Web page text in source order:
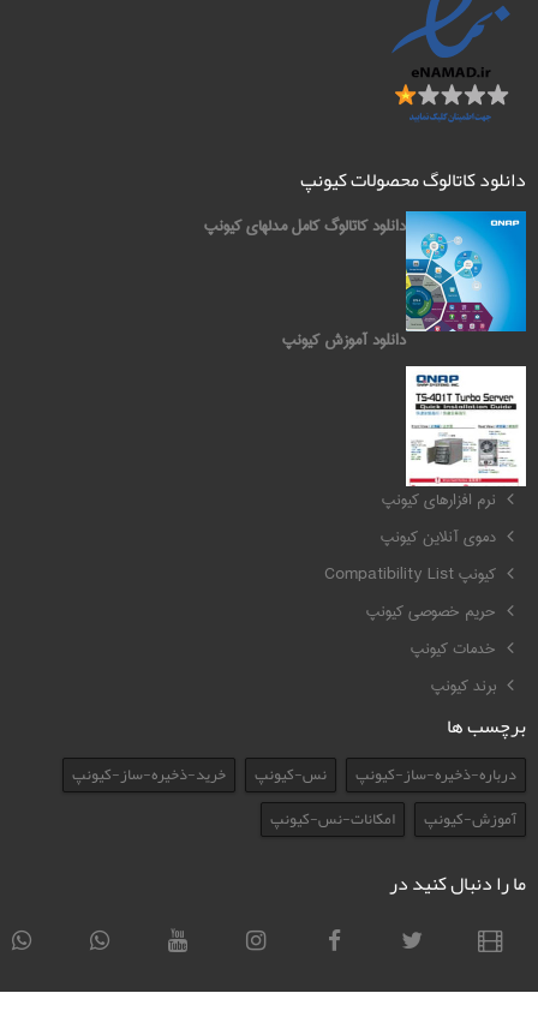
دانلود کاتالوگ محصولات کیونپ
دانلود کاتالوگ کامل مدلهای کیونپ
دانلود آموزش کیونپ
کیونپ QNAP
نرم افزارهای کیونپ
دموی آنلاین کیونپ
کیونپ Compatibility List
حریم خصوصی کیونپ
خدمات کیونپ
برند کیونپ
برچسب ها
درباره-ذخیره-ساز-کیونپ نس-کیونپ
خرید-ذخیره-ساز-کیونپ
آموزش-کیونپ
امکانات-نس-کیونپ
ما را دنبال کنید در